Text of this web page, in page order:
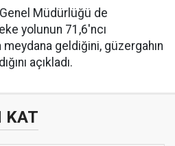
Müdürlüğü de
yolunun 71,6'ncı
geldiğini, güzergahın
açıkladı.
KAT